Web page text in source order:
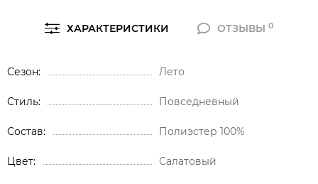
ХАРАКТЕРИСТИКИ ОТЗЫВЫ0
Сезон Лето
Стиль Повседневный
Состав Полиэстер 100%
Цвет Салатовый